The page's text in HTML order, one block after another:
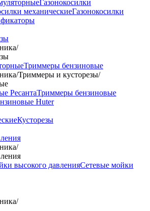
Газонокосилки
механическиеГазонокосилки
/
Триммеры бензиновые
/Триммеры и кусторезы/
РесантаТриммеры бензиновые
Huter
Кусторезы
/
высокого давленияСетевые мойки
/